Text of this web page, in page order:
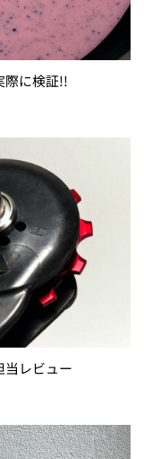
際に検証!!
当レビュー